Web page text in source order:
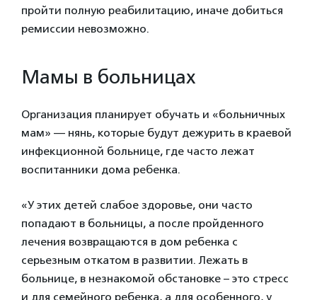
пройти полную реабилитацию, иначе добиться
ремиссии невозможно.
Мамы в больницах
Организация планирует обучать и «больничных
мам» — нянь, которые будут дежурить в краевой
инфекционной больнице, где часто лежат
воспитанники дома ребенка.
«У этих детей слабое здоровье, они часто
попадают в больницы, а после пройденного
лечения возвращаются в дом ребенка с
серьезным откатом в развитии. Лежать в
больнице, в незнакомой обстановке – это стресс
и для семейного ребенка, а для особенного, у